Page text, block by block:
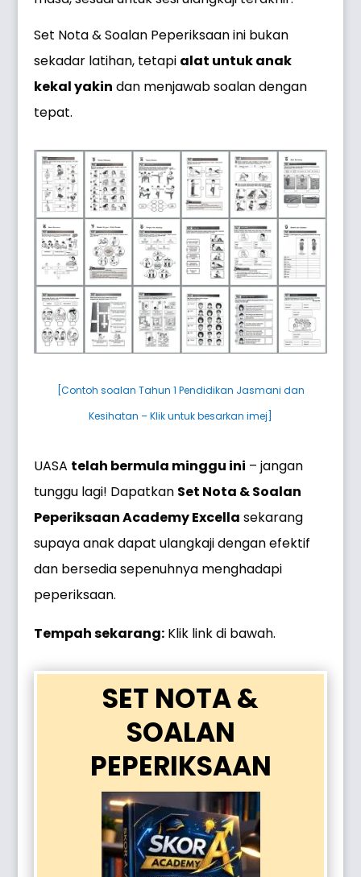
Set Nota & Soalan Peperiksaan ini bukan
sekadar latihan, tetapi alat untuk anak
kekal yakin dan menjawab soalan dengan
tepat.
[Contoh soalan Tahun 1 Pendidikan Jasmani dan
Kesihatan – Klik untuk besarkan imej]
UASA telah bermula minggu ini – jangan
tunggu lagi! Dapatkan Set Nota & Soalan
Peperiksaan Academy Excella sekarang
supaya anak dapat ulangkaji dengan efektif
dan bersedia sepenuhnya menghadapi
peperiksaan.
Tempah sekarang: Klik link di bawah.
SET NOTA &
SOALAN
PEPERIKSAAN